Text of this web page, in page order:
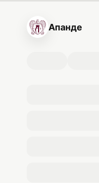
Апанде